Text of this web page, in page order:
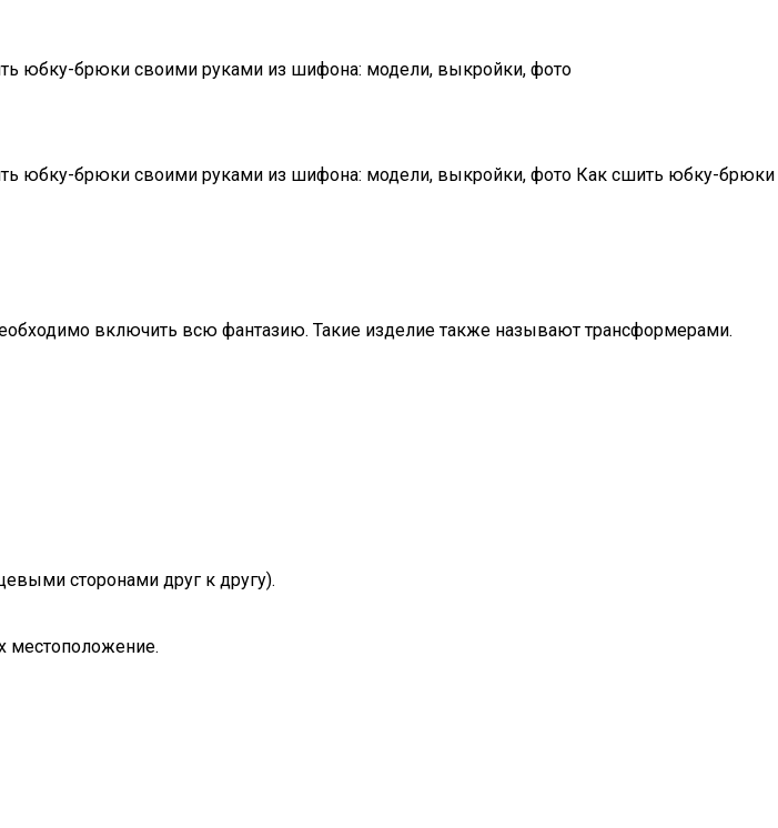
юбку-брюки своими руками из шифона: модели, выкройки, фото
юбку-брюки своими руками из шифона: модели, выкройки, фото Как сшить юбку-брюки
включить всю фантазию. Такие изделие также называют трансформерами.
сторонами друг к другу).
местоположение.